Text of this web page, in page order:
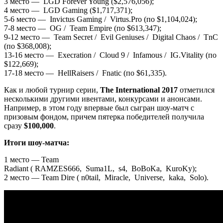
4 место — LGD Gaming ($1,717,371);
5-6 место — Invictus Gaming / Virtus.Pro (по $1,104,024);
7-8 место — OG / Team Empire (по $613,347);
9-12 место — Team Secret / Evil Geniuses / Digital Chaos / TnC
(по $368,008);
13-16 место — Execration / Cloud 9 / Infamous / IG.Vitality (по
$122,669);
17-18 место — HellRaisers / Fnatic (по $61,335).
Как и любой турнир серии, The International 2017 отметился
несколькими другими ивентами, конкурсами и анонсами.
Например, в этом году впервые был сыгран шоу-матч с
призовым фондом, причем пятерка победителей получила
сразу $100,000.
Итоги шоу-матча:
1 место — Team
Radiant ( RAMZES666, Suma1L, s4, BoBoKa, KuroKy);
2 место — Team Dire ( n0tail, Miracle, Universe, kaka, Solo).